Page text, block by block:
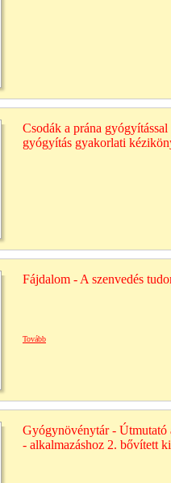
Csodák a prána
gyógyítás gyakorlati
Fájdalom - A szenvedés
Tovább
Gyógynövénytár -
- alkalmazáshoz 2. bővített